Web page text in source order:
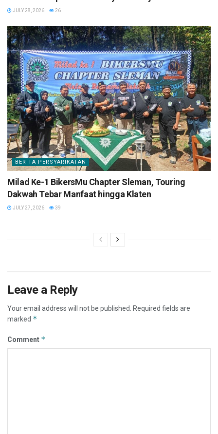
JULY 28, 2026 26
BERITA PERSYARIKATAN
Milad Ke-1 BikersMu Chapter Sleman, Touring
Dakwah Tebar Manfaat hingga Klaten
JULY 27, 2026 39
Leave a Reply
Your email address will not be published. Required fields are
marked *
Comment *